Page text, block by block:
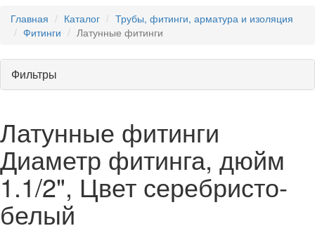
Главная
Каталог
Трубы, фитинги, арматура и изоляция
Фитинги
Латунные фитинги
Фильтры
Латунные фитинги
Диаметр фитинга, дюйм
1.1/2", Цвет серебристо-
белый